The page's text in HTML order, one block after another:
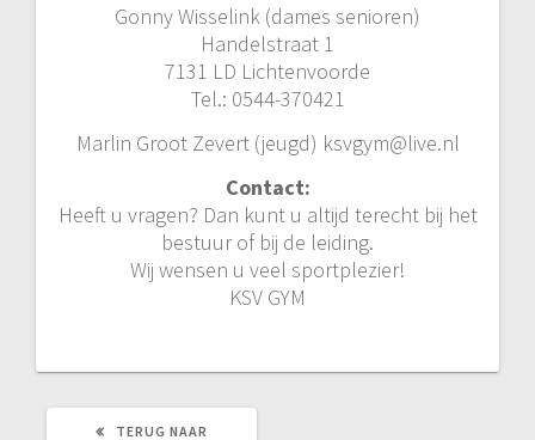
Gonny Wisselink (dames senioren)
Handelstraat 1
7131 LD Lichtenvoorde
Tel.: 0544-370421
Marlin Groot Zevert (jeugd) ksvgym@live.nl
Contact:
Heeft u vragen? Dan kunt u altijd terecht bij het
bestuur of bij de leiding.
Wij wensen u veel sportplezier!
KSV GYM
TERUG NAAR